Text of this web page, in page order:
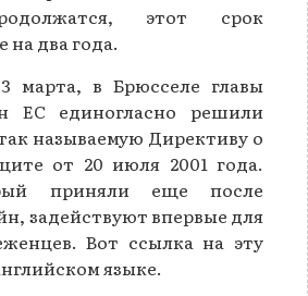
этот срок
два года.
марта, в Брюсселе главы
ЕС единогласно решили
называемую Директиву о
от 20 июля 2001 года.
приняли еще после
задействуют впервые для
Вот ссылка на эту
языке.